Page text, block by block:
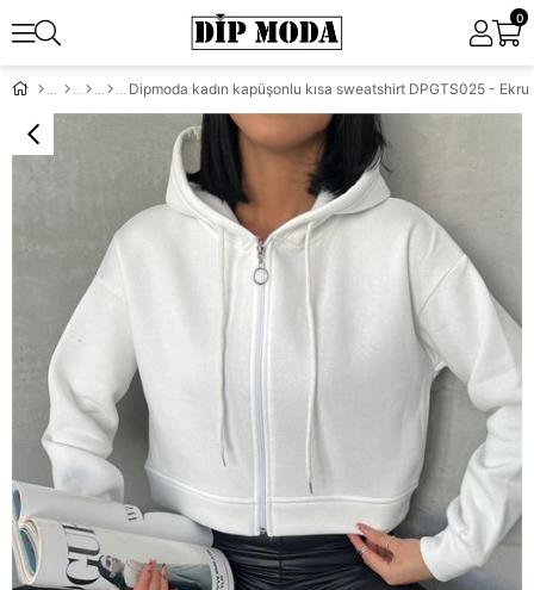
0
Dipmoda kadın kapüşonlu kısa sweatshirt DPGTS025 - Ekru